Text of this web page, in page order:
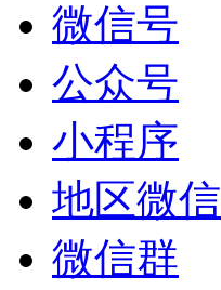
微信号
公众号
小程序
地区微信
微信群